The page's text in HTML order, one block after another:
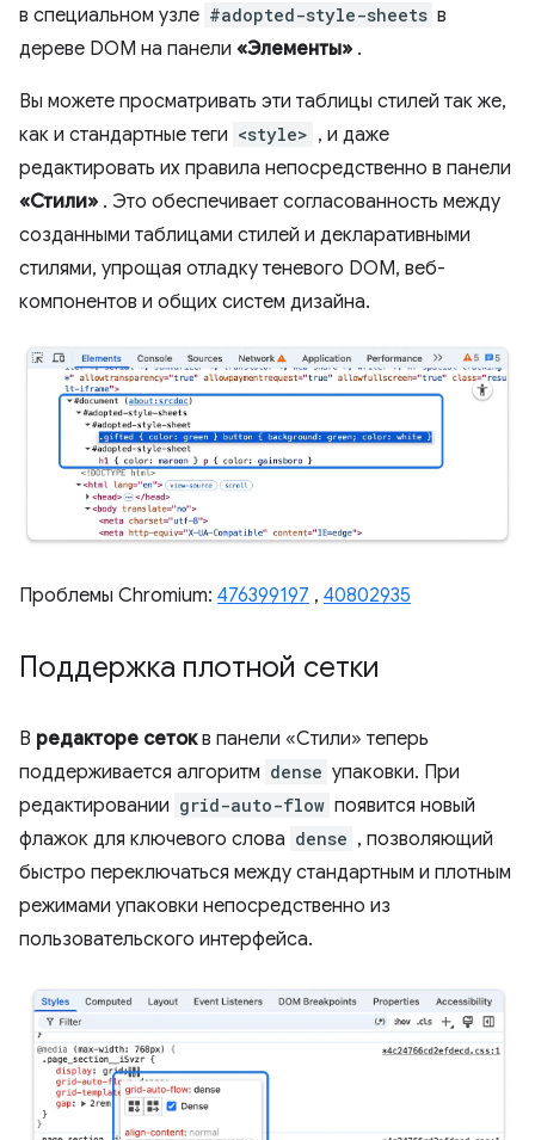
в специальном узле #adopted-style-sheets в
дереве DOM на панели «Элементы» .
Вы можете просматривать эти таблицы стилей так же,
как и стандартные теги <style> , и даже
редактировать их правила непосредственно в панели
«Стили» . Это обеспечивает согласованность между
созданными таблицами стилей и декларативными
стилями, упрощая отладку теневого DOM, веб-
компонентов и общих систем дизайна.
Проблемы Chromium: 476399197 , 40802935
Поддержка плотной сетки
В редакторе сетокв панели «Стили» теперь
поддерживается алгоритм dense упаковки. При
редактировании grid-auto-flow появится новый
флажок для ключевого слова dense , позволяющий
быстро переключаться между стандартным и плотным
режимами упаковки непосредственно из
пользовательского интерфейса.